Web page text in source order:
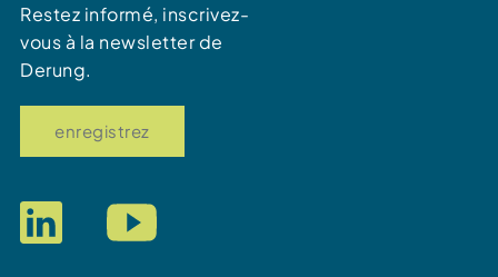
Restez informé, inscrivez-
vous à la newsletter de
Derung.
enregistrez